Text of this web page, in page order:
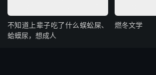
不知道上辈子吃了什么蜈蚣屎、
蛤蟆尿，想成人
燃冬文学